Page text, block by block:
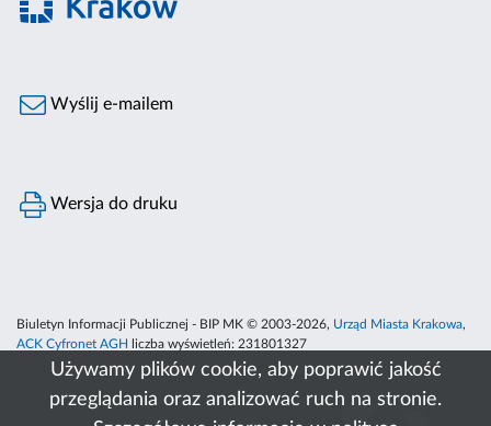
Używamy plików cookie, aby poprawić jakość
przeglądania oraz analizować ruch na stronie.
Wyślij e-mailem
Wersja do druku
Biuletyn Informacji Publicznej - BIP MK © 2003-2026, Urząd Miasta Krakowa,
ACK Cyfronet AGH
liczba wyświetleń: 231801327